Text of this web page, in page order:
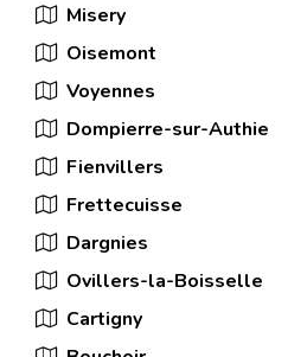
Misery
Oisemont
Voyennes
Dompierre-sur-Authie
Fienvillers
Frettecuisse
Dargnies
Ovillers-la-Boisselle
Cartigny